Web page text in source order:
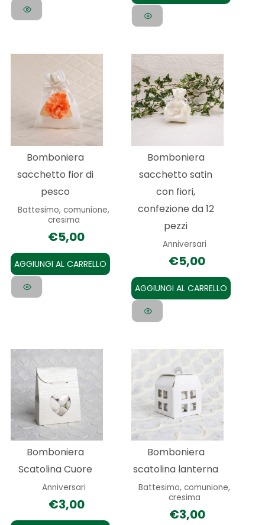
Bomboniera
sacchetto fior di
pesco
Battesimo, comunione,
cresima
€5,00
AGGIUNGI AL CARRELLO
Bomboniera
sacchetto satin
con fiori,
confezione da 12
pezzi
Anniversari
€5,00
AGGIUNGI AL CARRELLO
Bomboniera
Scatolina Cuore
Anniversari
€3,00
Bomboniera
scatolina lanterna
Battesimo, comunione,
cresima
€3,00